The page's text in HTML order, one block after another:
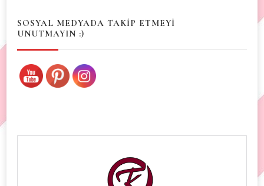
SOSYAL MEDYADA TAKİP ETMEYİ
UNUTMAYIN :)